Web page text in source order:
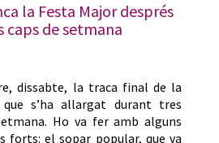
la Festa Major després
caps de setmana
dissabte, la traca final de la
que s’ha allargat durant tres
Ho va fer amb alguns
forts: el sopar popular, que va